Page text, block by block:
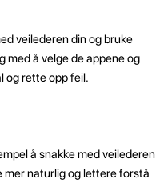
veilederen din og bruke
med å velge de appene og
og rette opp feil.
å snakke med veilederen
mer naturlig og lettere forstå